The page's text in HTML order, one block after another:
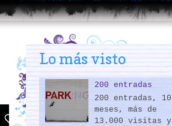
Lo más visto
200 entradas
200 entradas, 10
meses, más de
13.000 visitas y